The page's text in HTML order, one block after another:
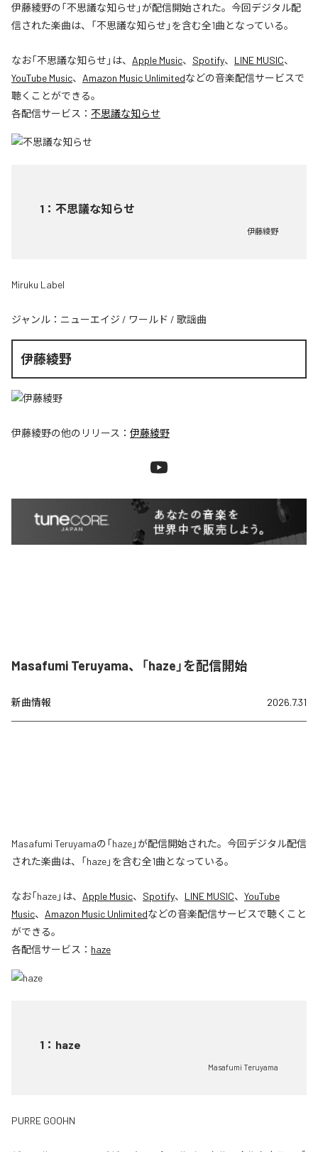
伊藤綾野の「不思議な知らせ」が配信開始された。今回デジタル配
信された楽曲は、「不思議な知らせ」を含む全1曲となっている。
なお「不思議な知らせ 」は、 Apple Music、 Spotify、 LINE MUSIC、
YouTube Music、 Amazon Music Unlimitedなどの音楽配信サービスで
聴くことができる。
各配信サービス： 不思議な知らせ
1 ： 不思議な知らせ
伊藤綾野
Miruku Label
ジャンル： ニューエイジ / ワールド / 歌謡曲
伊藤綾野
伊藤綾野の他のリリース： 伊藤綾野
Masafumi Teruyama、「haze」を配信開始
新曲情報 2026.7.31
Masafumi Teruyamaの「haze」が配信開始された。今回デジタル配信
された楽曲は、「haze」を含む全1曲となっている。
なお「haze」は、 Apple Music、 Spotify、 LINE MUSIC、 YouTube
Music、 Amazon Music Unlimitedなどの音楽配信サービスで聴くこと
ができる。
各配信サービス： haze
1 ： haze
Masafumi Teruyama
PURRE GOOHN